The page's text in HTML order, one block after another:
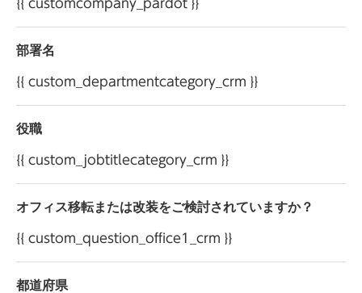
株式会社 オカムラ 個人情報管理責任者
{{ customcompany_pardot }}
部署名
{{ custom_departmentcategory_crm }}
役職
{{ custom_jobtitlecategory_crm }}
オフィス移転または改装をご検討されていますか？
{{ custom_question_office1_crm }}
都道府県